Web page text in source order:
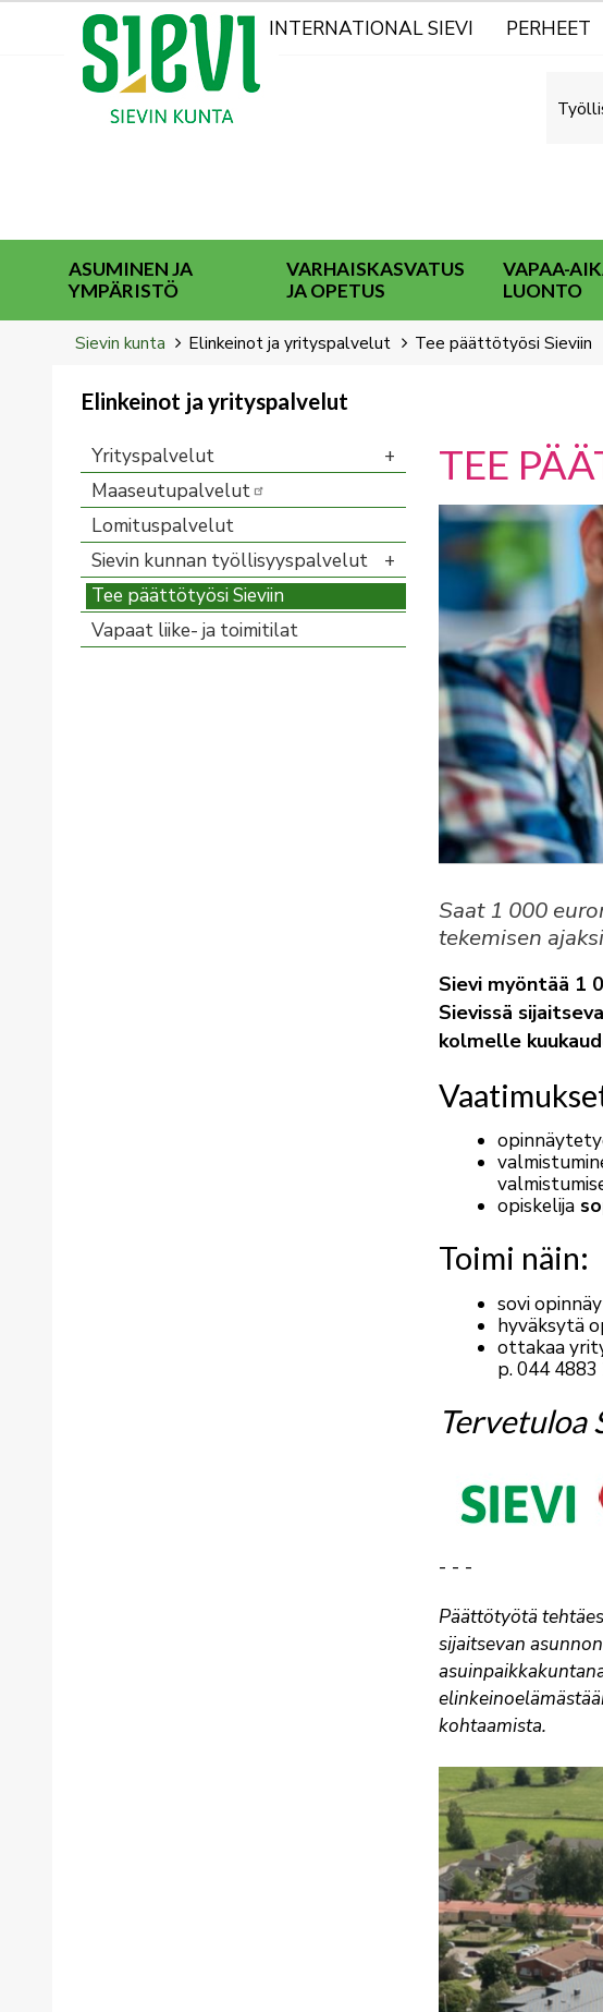
Kohderyhmät
INTERNATIONAL SIEVI PERHEET
ASUMINEN JA
YMPÄRISTÖ
VARHAISKASVATUS
JA OPETUS
VAPAA-
LUONTO
Breadcrumbs
You
here:
Sievin kunta Elinkeinot ja yrityspalvelut Tee päättötyösi Sieviin
You
here:
Elinkeinot ja yrityspalvelut
Yrityspalvelut
Maaseutupalvelut
Lomituspalvelut
Sievin kunnan työllisyyspalvelut
Tee päättötyösi Sieviin
Vapaat liike- ja toimitilat
TEE
Saat 1 000
tekemisen
Sievi myöntää 1
Sievissä
kolmelle
opiskelija
Toimi näin:
sovi
hyväksytä
ottakaa
p.044 4883
Tervetuloa
- - -
Päättötyötä
sijaitsevan
kohtaamista.